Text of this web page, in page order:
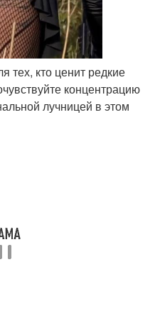
тех, кто ценит редкие
концентрацию
лучницей в этом